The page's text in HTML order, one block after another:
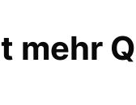
mehr